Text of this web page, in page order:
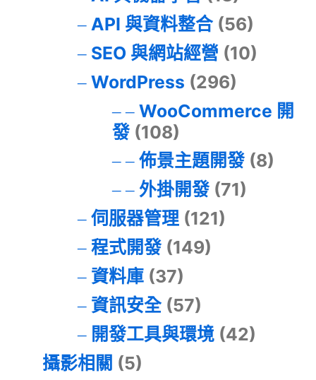
API 與資料整合(56)
SEO 與網站經營 (10)
WordPress (296)
WooCommerce 開
發(108)
佈景主題開發(8)
外掛開發(71)
伺服器管理(121)
程式開發(149)
資料庫(37)
資訊安全(57)
開發工具與環境(42)
攝影相關 (5)